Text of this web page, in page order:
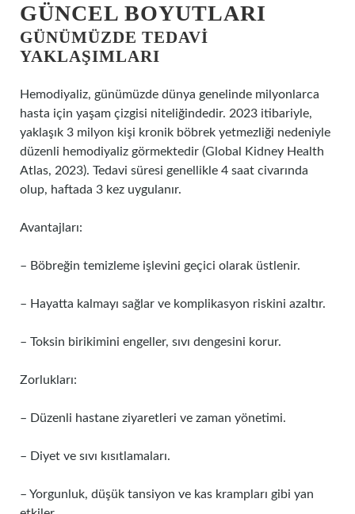
GÜNCEL BOYUTLARI
GÜNÜMÜZDE TEDAVI
YAKLAŞIMLARI
Hemodiyaliz, günümüzde dünya genelinde milyonlarca
hasta için yaşam çizgisi niteliğindedir. 2023 itibariyle,
yaklaşık 3 milyon kişi kronik böbrek yetmezliği nedeniyle
düzenli hemodiyaliz görmektedir (Global Kidney Health
Atlas, 2023). Tedavi süresi genellikle 4 saat civarında
olup, haftada 3 kez uygulanır.
Avantajları:
– Böbreğin temizleme işlevini geçici olarak üstlenir.
– Hayatta kalmayı sağlar ve komplikasyon riskini azaltır.
– Toksin birikimini engeller, sıvı dengesini korur.
Zorlukları:
– Düzenli hastane ziyaretleri ve zaman yönetimi.
– Diyet ve sıvı kısıtlamaları.
– Yorgunluk, düşük tansiyon ve kas krampları gibi yan